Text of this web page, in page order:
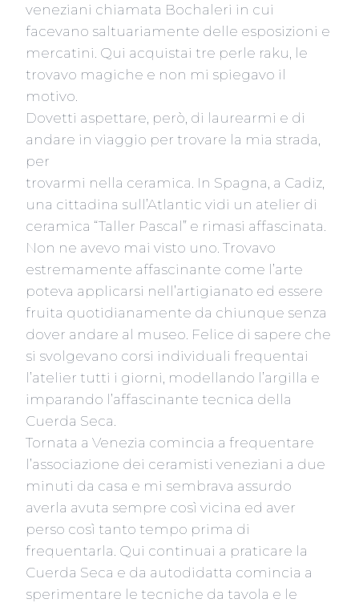
veneziani chiamata Bochaleri in cui
facevano saltuariamente delle esposizioni e
mercatini. Qui acquistai tre perle raku, le
trovavo magiche e non mi spiegavo il
motivo.
Dovetti aspettare, però, di laurearmi e di
andare in viaggio per trovare la mia strada,
per
trovarmi nella ceramica. In Spagna, a Cadiz,
una cittadina sull’Atlantic vidi un atelier di
ceramica “Taller Pascal” e rimasi affascinata.
Non ne avevo mai visto uno. Trovavo
estremamente affascinante come l’arte
poteva applicarsi nell’artigianato ed essere
fruita quotidianamente da chiunque senza
dover andare al museo. Felice di sapere che
si svolgevano corsi individuali frequentai
l’atelier tutti i giorni, modellando l’argilla e
imparando l’affascinante tecnica della
Cuerda Seca.
Tornata a Venezia comincia a frequentare
l’associazione dei ceramisti veneziani a due
minuti da casa e mi sembrava assurdo
averla avuta sempre così vicina ed aver
perso così tanto tempo prima di
frequentarla. Qui continuai a praticare la
Cuerda Seca e da autodidatta comincia a
sperimentare le tecniche da tavola e le